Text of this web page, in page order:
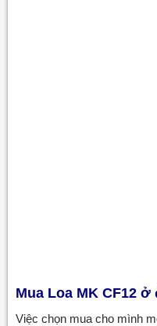
Mua Loa MK CF12
Việc chọn mua cho mình